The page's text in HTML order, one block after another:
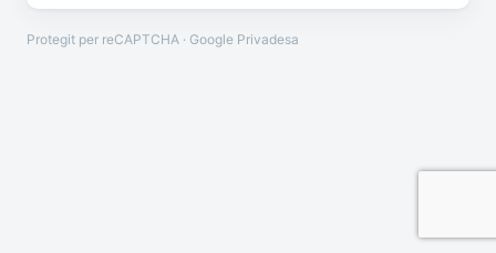
Protegit per reCAPTCHA · Google Privadesa